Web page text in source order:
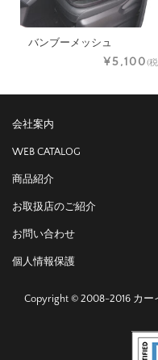
バンブーメッシュ
¥5,100(
会社案内
WEB CATALOG
商品紹介
お取扱店のご紹介
お問い合わせ
個人情報保護
Copyright © 2008-2016 カー